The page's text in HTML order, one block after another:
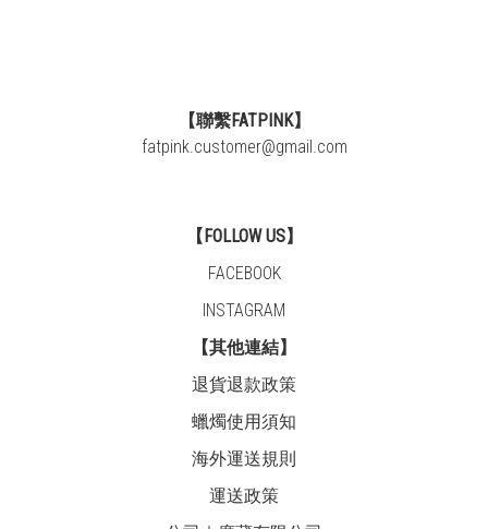
【聯繫FATPINK】
fatpink.customer@gmail.com
【FOLLOW US】
FACEBOOK
INSTAGRAM
【其他連結】
退貨退款政策
蠟燭使用須知
海外運送規則
運送政策